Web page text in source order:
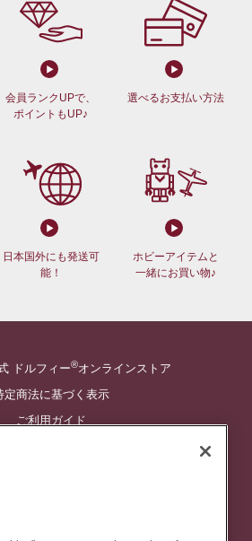
会員ランクUPで、
ポイントもUP♪
選べるお支払い方法
日本国外にも発送可
能！
ホビーアイテムと
一緒にお買い物♪
ドルフィー®オンラインストア
定商法に基づく表示
ご利用ガイド